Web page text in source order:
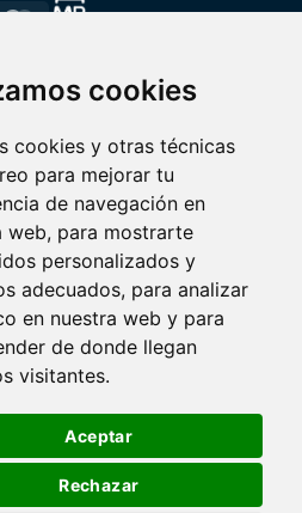
cookies
cookies y otras técnicas
para mejorar tu
de navegación en
web, para mostrarte
personalizados y
adecuados, para analizar
en nuestra web y para
de donde llegan
visitantes.
Aceptar
Rechazar
MasterCard